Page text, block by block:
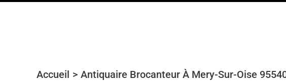
Accueil Antiquaire Brocanteur À Mery-Sur-Oise